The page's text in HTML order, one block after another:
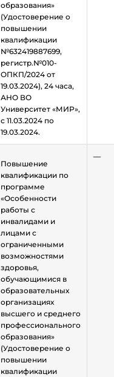
образования»
(Удостоверение о
повышении
квалификации
№632419887699,
регистр.№010-
ОПКП/2024 от
19.03.2024), 24 часа,
АНО ВО
Университет «МИР»,
с 11.03.2024 по
19.03.2024.
Повышение
квалификации по
программе
«Особенности
работы с
инвалидами и
лицами с
ограниченными
возможностями
здоровья,
обучающимися в
образовательных
организациях
высшего и среднего
профессионального
образования»
(Удостоверение о
повышении
квалификации
—